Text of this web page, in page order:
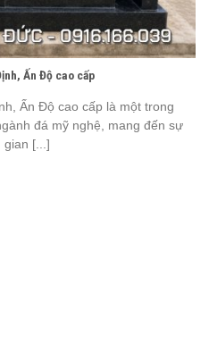
Ấn Độ cao cấp
Ấn Độ cao cấp là một trong
đá mỹ nghệ, mang đến sự
gian [...]